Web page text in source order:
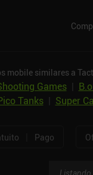
mobile similares a
Games|
Tanks| Super
Pago